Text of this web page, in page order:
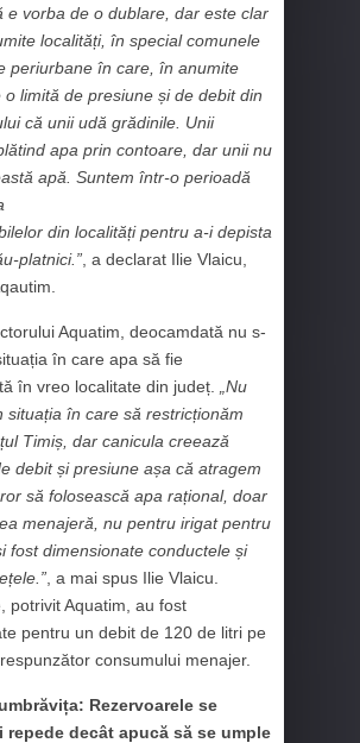
e vorba de o dublare, dar este clar
localități, în special comunele
periurbane în care, în anumite
o limită de presiune și de debit din
că unii udă grădinile. Unii
apa prin contoare, dar unii nu
apă. Suntem într-o perioadă
din localități pentru a-i depista
platnici.” , a declarat Ilie Vlaicu,
Aquatim, deocamdată nu s-
în care apa să fie
în vreo localitate din județ.
„Nu
situația în care să restricționăm
Timiș, dar canicula creează
debit și presiune așa că atragem
să folosească apa rațional, doar
menajeră, nu pentru irigat pentru
fost dimensionate conductele și
, a mai spus Ilie Vlaicu.
potrivit Aquatim, au fost
pentru un debit de 120 de litri pe
consumului menajer.
Rezervoarele se
repede decât apucă să se umple